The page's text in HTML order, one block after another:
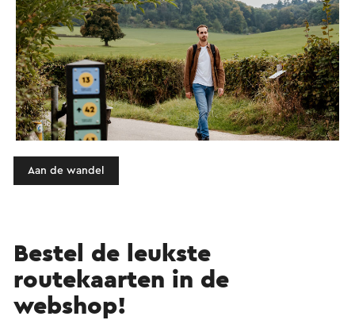
Aan de wandel
Bestel de leukste
routekaarten in de
webshop!